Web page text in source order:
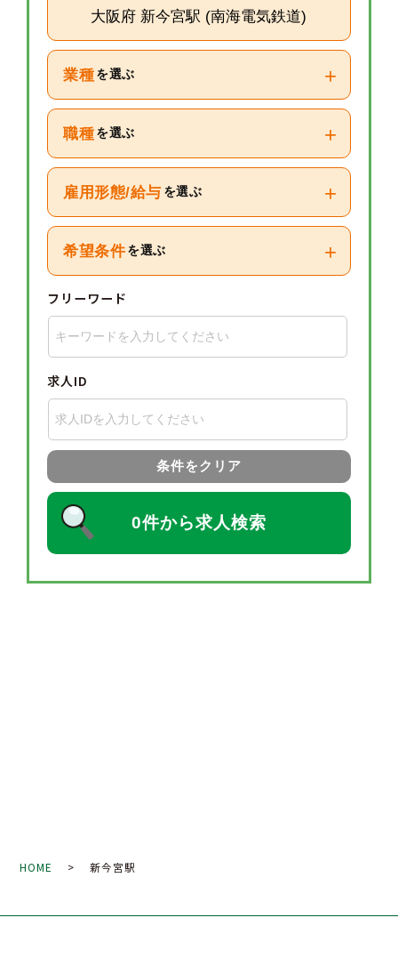
大阪府 新今宮駅 (南海電気鉄道)
業種 を選ぶ +
職種 を選ぶ +
雇用形態/給与 を選ぶ +
希望条件 を選ぶ +
フリーワード
求人ID
条件をクリア
0件から求人検索
HOME > 新今宮駅